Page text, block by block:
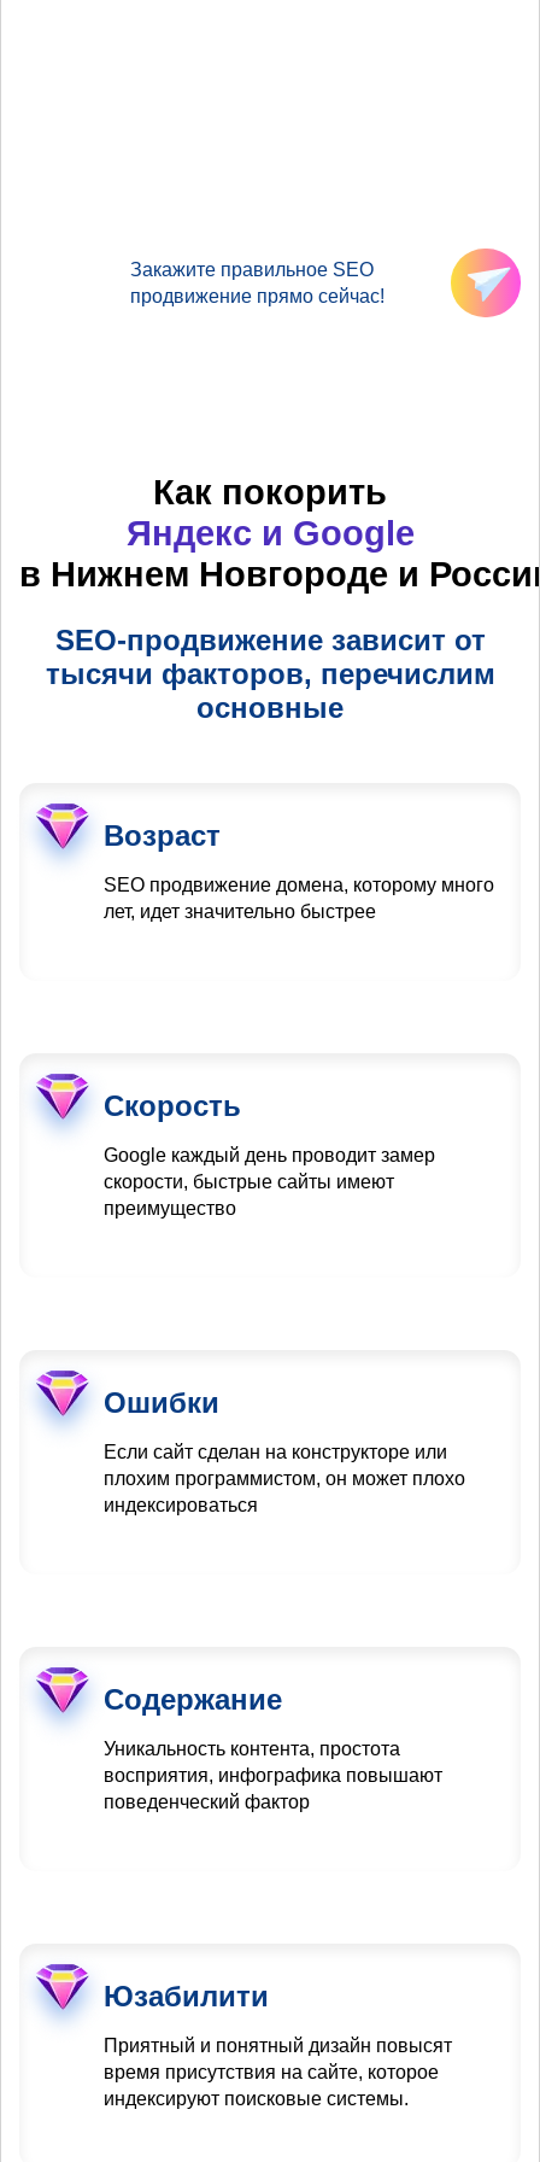
Закажите правильное SEO
продвижение прямо сейчас!
Как покорить
Яндекс и Google
в Нижнем Новгороде и
SEO-продвижение зависит от
тысячи факторов, перечислим
основные
Возраст
SEO продвижение домена, которому много
лет, идет значительно быстрее
Скорость
Google каждый день проводит замер
скорости, быстрые сайты имеют
преимущество
Ошибки
Если сайт сделан на конструкторе или
плохим программистом, он может плохо
индексироваться
Содержание
Уникальность контента, простота
восприятия, инфографика повышают
поведенческий фактор
Юзабилити
Приятный и понятный дизайн повысят
время присутствия на сайте, которое
индексируют поисковые системы.